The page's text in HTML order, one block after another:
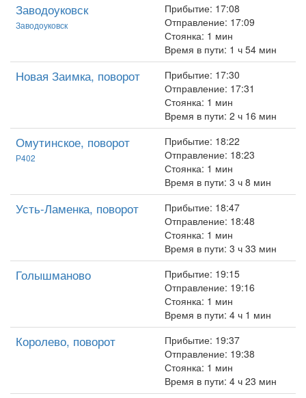
Заводоуковск
Заводоуковск
Прибытие: 17:08
Отправление: 17:09
Стоянка: 1 мин
Время в пути: 1 ч 54 мин
Новая Заимка, поворот
Прибытие: 17:30
Отправление: 17:31
Стоянка: 1 мин
Время в пути: 2 ч 16 мин
Омутинское, поворот
Р402
Прибытие: 18:22
Отправление: 18:23
Стоянка: 1 мин
Время в пути: 3 ч 8 мин
Усть-Ламенка, поворот
Прибытие: 18:47
Отправление: 18:48
Стоянка: 1 мин
Время в пути: 3 ч 33 мин
Голышманово
Прибытие: 19:15
Отправление: 19:16
Стоянка: 1 мин
Время в пути: 4 ч 1 мин
Королево, поворот
Прибытие: 19:37
Отправление: 19:38
Стоянка: 1 мин
Время в пути: 4 ч 23 мин